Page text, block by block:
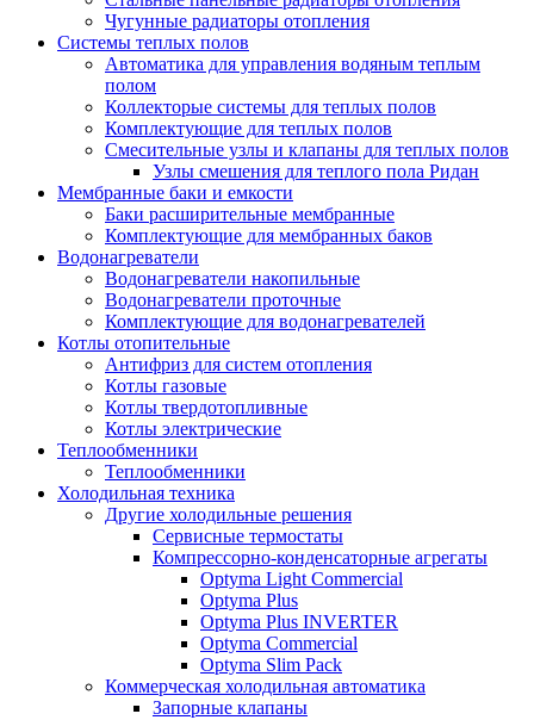
Чугунные радиаторы отопления
Системы теплых полов
Автоматика для управления водяным теплым
полом
Коллекторые системы для теплых полов
Комплектующие для теплых полов
Смесительные узлы и клапаны для теплых полов
Узлы смешения для теплого пола Ридан
Мембранные баки и емкости
Баки расширительные мембранные
Комплектующие для мембранных баков
Водонагреватели
Водонагреватели накопильные
Водонагреватели проточные
Комплектующие для водонагревателей
Котлы отопительные
Антифриз для систем отопления
Котлы газовые
Котлы твердотопливные
Котлы электрические
Теплообменники
Теплообменники
Холодильная техника
Другие холодильные решения
Сервисные термостаты
Компрессорно-конденсаторные агрегаты
Optyma Light Commercial
Optyma Plus
Optyma Plus INVERTER
Optyma Commercial
Optyma Slim Pack
Коммерческая холодильная автоматика
Запорные клапаны